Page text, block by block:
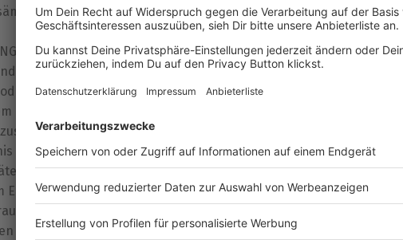
privaten Kosten, die während der Reise entstehen
DES TEILNEHMERS
Fragen wie Stornierung, Terminverschiebung o.ä. gilt
einer Beschädigung von Sachen Folgendes:
Erlebnis kann die Erfüllung von persönlichen Voraussetzungen
Gewicht, Führerschein). Die Voraussetzungen sind in der
beschrieben wird, sowie in den dem Kunden übermittelten
dem Teilnehmer mitgeteilt werden – dann per E-Mail oder in
Erlebnis mitgeteilt. Sie sind dafür verantwortlich, sicherzustellen,
zum Zeitpunkt des gebuchten Termins und auch
erfüllen oder verstehen Sie die Anforderungen nicht, nehmen